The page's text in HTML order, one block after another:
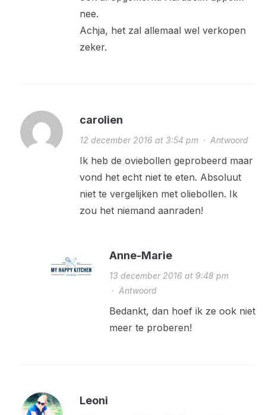
nee.
Achja, het zal allemaal wel verkopen
zeker.
carolien
12 december 2016 at 3:54 pm· Antwoord
Ik heb de oviebollen geprobeerd maar
vond het echt niet te eten. Absoluut
niet te vergelijken met oliebollen. Ik
zou het niemand aanraden!
Anne-Marie
13 december 2016 at 9:48 pm
· Antwoord
Bedankt, dan hoef ik ze ook niet
meer te proberen!
Leoni